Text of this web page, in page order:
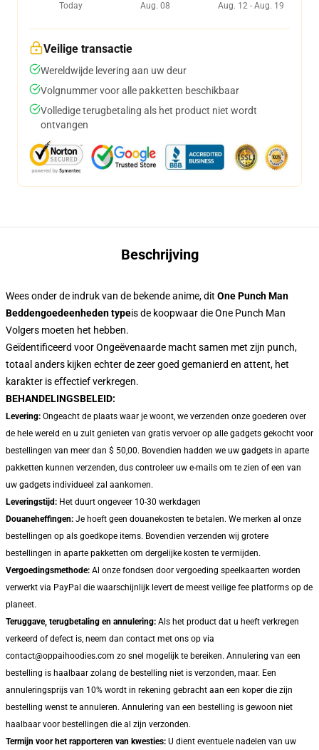
Today
Aug. 08
Aug. 12 - Aug. 19
Veilige transactie
Wereldwijde levering aan uw deur
Volgnummer voor alle pakketten beschikbaar
Volledige terugbetaling als het product niet wordt
ontvangen
Beschrijving
Wees onder de indruk van de bekende anime, dit One Punch Man
Beddengoedeenheden typeis de koopwaar die One Punch Man
Volgers moeten het hebben.
Geïdentificeerd voor Ongeëvenaarde macht samen met zijn punch,
totaal anders kijken echter de zeer goed gemanierd en attent, het
karakter is effectief verkregen.
BEHANDELINGSBELEID:
Levering: Ongeacht de plaats waar je woont, we verzenden onze goederen over
de hele wereld en u zult genieten van gratis vervoer op alle gadgets gekocht voor
bestellingen van meer dan $ 50,00. Bovendien hadden we uw gadgets in aparte
pakketten kunnen verzenden, dus controleer uw e-mails om te zien of een van
uw gadgets individueel zal aankomen.
Leveringstijd: Het duurt ongeveer 10-30 werkdagen
Douaneheffingen: Je hoeft geen douanekosten te betalen. We merken al onze
bestellingen op als goedkope items. Bovendien verzenden wij grotere
bestellingen in aparte pakketten om dergelijke kosten te vermijden.
Vergoedingsmethode: Al onze fondsen door vergoeding speelkaarten worden
verwerkt via PayPal die waarschijnlijk levert de meest veilige fee platforms op de
planeet.
Teruggave, terugbetaling en annulering: Als het product dat u heeft verkregen
verkeerd of defect is, neem dan contact met ons op via
contact@oppaihoodies.com zo snel mogelijk te bereiken. Annulering van een
bestelling is haalbaar zolang de bestelling niet is verzonden, maar. Een
annuleringsprijs van 10% wordt in rekening gebracht aan een koper die zijn
bestelling wenst te annuleren. Annulering van een bestelling is gewoon niet
haalbaar voor bestellingen die al zijn verzonden.
Termijn voor het rapporteren van kwesties: U dient eventuele nadelen van uw